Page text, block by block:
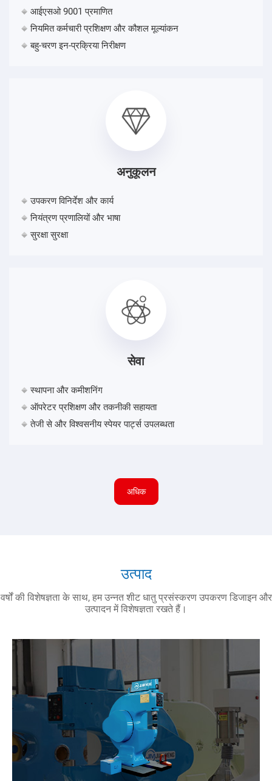
आईएसओ 9001 प्रमाणित
नियमित कर्मचारी प्रशिक्षण और कौशल मूल्यांकन
बहु-चरण इन-प्रक्रिया निरीक्षण
अनुकूलन
उपकरण विनिर्देश और कार्य
नियंत्रण प्रणालियों और भाषा
सुरक्षा सुरक्षा
सेवा
स्थापना और कमीशनिंग
ऑपरेटर प्रशिक्षण और तकनीकी सहायता
तेजी से और विश्वसनीय स्पेयर पार्ट्स उपलब्धता
अधिक
उत्पाद
वर्षों की विशेषज्ञता के साथ, हम उन्नत शीट धातु प्रसंस्करण उपकरण डिजाइन और
उत्पादन में विशेषज्ञता रखते हैं।